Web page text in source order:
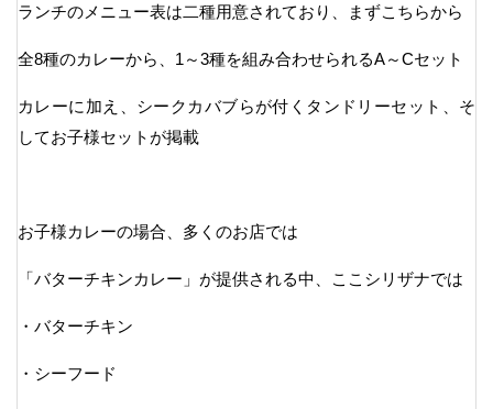
ランチのメニュー表は二種用意されており、まずこちらから
全8種のカレーから、1～3種を組み合わせられるA～Cセット
カレーに加え、シークカバブらが付くタンドリーセット、そ
してお子様セットが掲載
お子様カレーの場合、多くのお店では
「バターチキンカレー」が提供される中、ここシリザナでは
・バターチキン
・シーフード